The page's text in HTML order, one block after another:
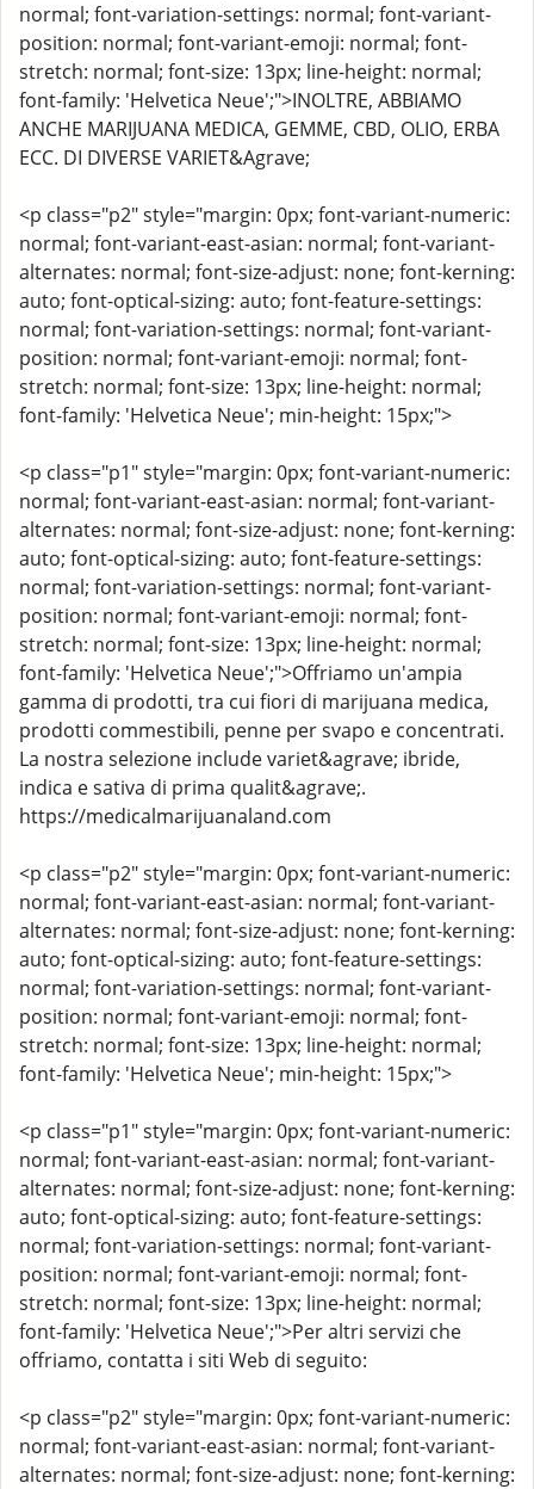
normal; font-variation-settings: normal; font-variant-
position: normal; font-variant-emoji: normal; font-
stretch: normal; font-size: 13px; line-height: normal;
font-family: 'Helvetica Neue';">INOLTRE, ABBIAMO
ANCHE MARIJUANA MEDICA, GEMME, CBD, OLIO, ERBA
ECC. DI DIVERSE VARIET&Agrave;
<p class="p2" style="margin: 0px; font-variant-numeric:
normal; font-variant-east-asian: normal; font-variant-
alternates: normal; font-size-adjust: none; font-kerning:
auto; font-optical-sizing: auto; font-feature-settings:
normal; font-variation-settings: normal; font-variant-
position: normal; font-variant-emoji: normal; font-
stretch: normal; font-size: 13px; line-height: normal;
font-family: 'Helvetica Neue'; min-height: 15px;">
<p class="p1" style="margin: 0px; font-variant-numeric:
normal; font-variant-east-asian: normal; font-variant-
alternates: normal; font-size-adjust: none; font-kerning:
auto; font-optical-sizing: auto; font-feature-settings:
normal; font-variation-settings: normal; font-variant-
position: normal; font-variant-emoji: normal; font-
stretch: normal; font-size: 13px; line-height: normal;
font-family: 'Helvetica Neue';">Offriamo un'ampia
gamma di prodotti, tra cui fiori di marijuana medica,
prodotti commestibili, penne per svapo e concentrati.
La nostra selezione include variet&agrave; ibride,
indica e sativa di prima qualit&agrave;.
https://medicalmarijuanaland.com
<p class="p2" style="margin: 0px; font-variant-numeric:
normal; font-variant-east-asian: normal; font-variant-
alternates: normal; font-size-adjust: none; font-kerning:
auto; font-optical-sizing: auto; font-feature-settings:
normal; font-variation-settings: normal; font-variant-
position: normal; font-variant-emoji: normal; font-
stretch: normal; font-size: 13px; line-height: normal;
font-family: 'Helvetica Neue'; min-height: 15px;">
<p class="p1" style="margin: 0px; font-variant-numeric:
normal; font-variant-east-asian: normal; font-variant-
alternates: normal; font-size-adjust: none; font-kerning:
auto; font-optical-sizing: auto; font-feature-settings:
normal; font-variation-settings: normal; font-variant-
position: normal; font-variant-emoji: normal; font-
stretch: normal; font-size: 13px; line-height: normal;
font-family: 'Helvetica Neue';">Per altri servizi che
offriamo, contatta i siti Web di seguito:
<p class="p2" style="margin: 0px; font-variant-numeric:
normal; font-variant-east-asian: normal; font-variant-
alternates: normal; font-size-adjust: none; font-kerning: